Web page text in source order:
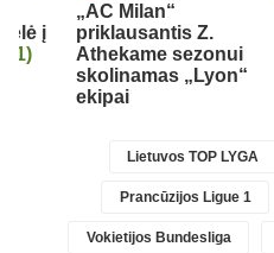
į
(1)
„AC Milan“
priklausantis Z.
Athekame sezonui
skolinamas „Lyon“
ekipai
Lietuvos TOP LYGA
Prancūzijos Ligue 1
Vokietijos Bundesliga